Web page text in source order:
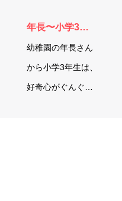
年長〜小学3年生
幼稚園の年長さん
から小学3年生は、
好奇心がぐんぐん